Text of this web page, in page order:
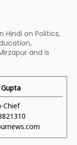
Hindi on Politics,
and is
Chief